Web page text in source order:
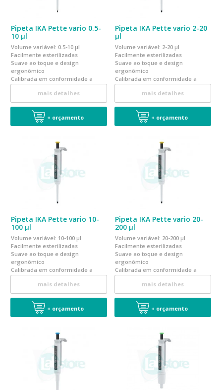
Pipeta IKA Pette vario 0.5-
10 µl
Volume variável: 0.5-10 µl
Facilmente esterilizadas
Suave ao toque e design
ergonômico
Calibrada em conformidade a
norma EN ISO 8655
mais detalhes
+ orçamento
Pipeta IKA Pette vario 2-20
µl
Volume variável: 2-20 µl
Facilmente esterilizadas
Suave ao toque e design
ergonômico
Calibrada em conformidade a
norma EN ISO 8655
mais detalhes
+ orçamento
Pipeta IKA Pette vario 10-
100 µl
Volume variável: 10-100 µl
Facilmente esterilizadas
Suave ao toque e design
ergonômico
Calibrada em conformidade a
norma EN ISO 8655
mais detalhes
+ orçamento
Pipeta IKA Pette vario 20-
200 µl
Volume variável: 20-200 µl
Facilmente esterilizadas
Suave ao toque e design
ergonômico
Calibrada em conformidade a
norma EN ISO 8655
mais detalhes
+ orçamento